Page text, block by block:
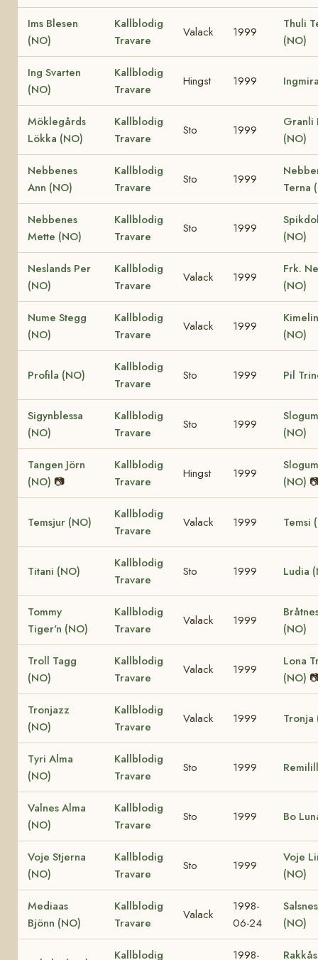
Ims Blesen
(NO)
Kallblodig
Travare
Valack 1999
Thuli
(NO)
Ing Svarten
(NO)
Kallblodig
Travare
Hingst 1999
Möklegårds
Lökka (NO)
Kallblodig
Travare
Sto 1999
Granli
(NO)
Nebbenes
Ann (NO)
Kallblodig
Travare
Sto 1999
Terna
Nebbenes
Mette (NO)
Kallblodig
Travare
Sto 1999
(NO)
Neslands Per
(NO)
Kallblodig
Travare
Valack 1999
Frk.
(NO)
Nume Stegg
(NO)
Kallblodig
Travare
Valack 1999
(NO)
Profila (NO)
Kallblodig
Travare
Sto 1999 Pil
Sigynblessa
(NO)
Kallblodig
Travare
Sto 1999
(NO)
Tangen Jörn
(NO) 📷
Kallblodig
Travare
Hingst 1999
(NO)
Temsjur (NO)
Kallblodig
Travare
Valack 1999 Temsi
Titani (NO)
Kallblodig
Travare
Sto 1999 Ludia
Tommy
Tiger'n (NO)
Kallblodig
Travare
Valack 1999
(NO)
Troll Tagg
(NO)
Kallblodig
Travare
Valack 1999
Lona
(NO)
Tronjazz
(NO)
Kallblodig
Travare
Valack 1999 Tronja
Tyri Alma
(NO)
Kallblodig
Travare
Sto 1999
Valnes Alma
(NO)
Kallblodig
Travare
Sto 1999 Bo
Voje Stjerna
(NO)
Kallblodig
Travare
Sto 1999
Voje
(NO)
Mediaas
Bjönn (NO)
Kallblodig
Travare
Valack
1998-
06-24
(NO)
Kallblodig 1998- Rakkås